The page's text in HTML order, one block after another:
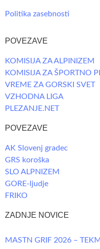
Politika zasebnosti
POVEZAVE
KOMISIJA ZA ALPINIZEM
KOMISIJA ZA ŠPORTNO
VREME ZA GORSKI SVET
VZHODNA LIGA
PLEZANJE.NET
POVEZAVE
AK Slovenj gradec
GRS koroška
SLO ALPNIZEM
GORE-ljudje
FRIKO
ZADNJE NOVICE
MASTN GRIF 2026 –